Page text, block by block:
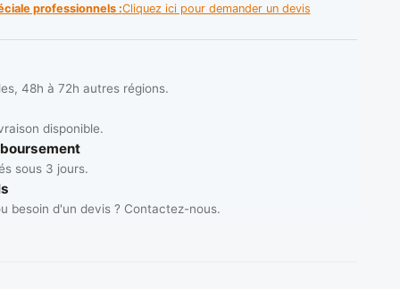
professionnels :Cliquez ici pour demander un devis
48h à 72h autres régions.
disponible.
sous 3 jours.
besoin d'un devis ? Contactez-nous.